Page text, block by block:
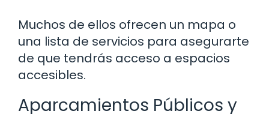
Muchos de ellos ofrecen un mapa o
una lista de servicios para asegurarte
de que tendrás acceso a espacios
accesibles.
Aparcamientos Públicos y